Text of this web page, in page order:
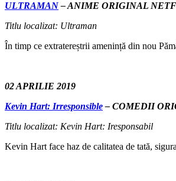
ULTRAMAN– ANIME ORIGINAL
Titlu localizat: Ultraman
În timp ce extratereștrii amenință din nou
02 APRILIE 2019
Kevin Hart: Irresponsible– COMEDII
Titlu localizat: Kevin Hart: Iresponsabil
Kevin Hart face haz de calitatea de tată,